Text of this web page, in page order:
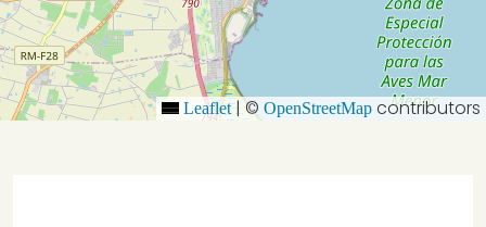
Leaflet |© OpenStreetMap contributors